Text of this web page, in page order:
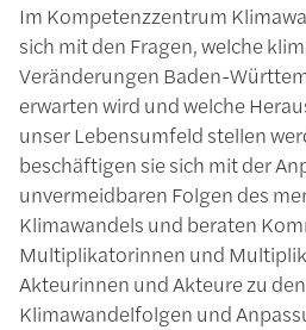
Im Kompetenzzentrum
sich mit den Fragen, welche
Veränderungen Baden-
erwarten wird und welche
unser Lebensumfeld stellen
beschäftigen sie sich mit der
unvermeidbaren Folgen des
Klimawandels und beraten
Multiplikatorinnen und
Akteurinnen und Akteure zu
Klimawandelfolgen und